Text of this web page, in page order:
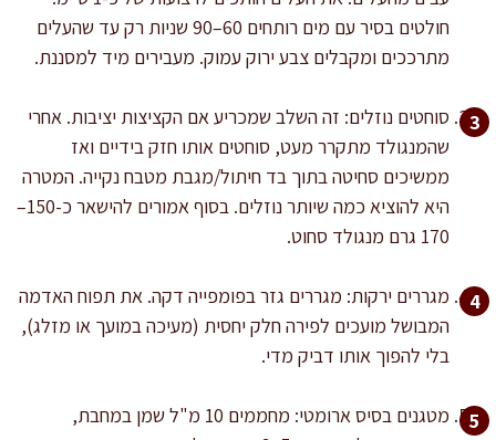
חולטים בסיר עם מים רותחים 60–90 שניות רק עד שהעלים
מתרככים ומקבלים צבע ירוק עמוק. מעבירים מיד למסננת.
סוחטים נוזלים: זה השלב שמכריע אם הקציצות יציבות. אחרי
שהמנגולד מתקרר מעט, סוחטים אותו חזק בידיים ואז
ממשיכים סחיטה בתוך בד חיתול/מגבת מטבח נקייה. המטרה
היא להוציא כמה שיותר נוזלים. בסוף אמורים להישאר כ-150–
170 גרם מנגולד סחוט.
מגררים ירקות: מגררים גזר בפומפייה דקה. את תפוח האדמה
המבושל מועכים לפירה חלק יחסית (מעיכה במועך או מזלג),
בלי להפוך אותו דביק מדי.
מטגנים בסיס ארומטי: מחממים 10 מ"ל שמן במחבת,